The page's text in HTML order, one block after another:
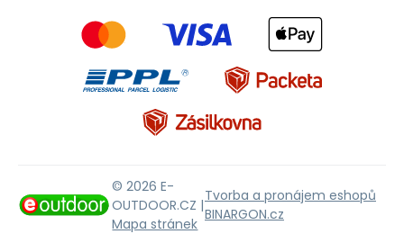
© 2026 E-
OUTDOOR.CZ |
Mapa stránek
Tvorba a pronájem eshopů
BINARGON.cz